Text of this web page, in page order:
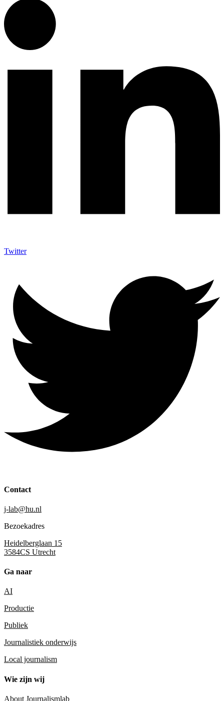
Twitter
Contact
j-lab@hu.nl
Bezoekadres
Heidelberglaan 15
3584CS Utrecht
Ga naar
AI
Productie
Publiek
Journalistiek onderwijs
Local journalism
Wie zijn wij
About Journalismlab